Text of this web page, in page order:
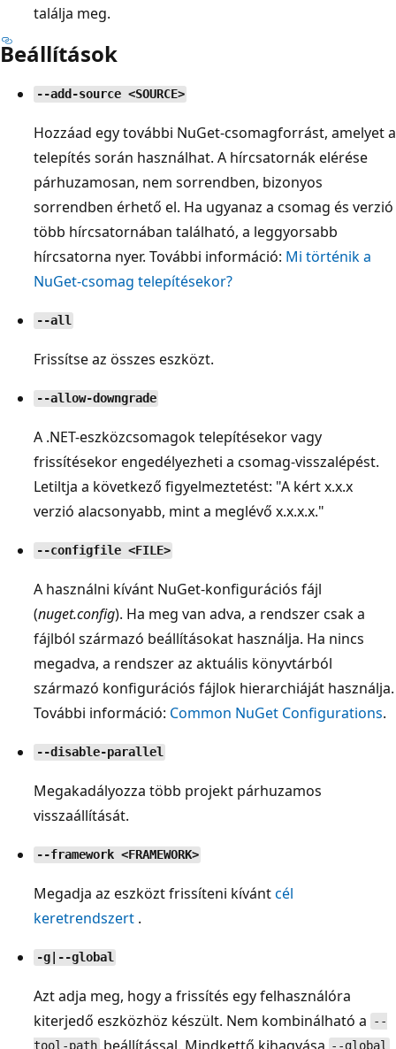
találja meg.
Beállítások
--add-source <SOURCE>
Hozzáad egy további NuGet-csomagforrást, amelyet a
telepítés során használhat. A hírcsatornák elérése
párhuzamosan, nem sorrendben, bizonyos
sorrendben érhető el. Ha ugyanaz a csomag és verzió
több hírcsatornában található, a leggyorsabb
hírcsatorna nyer. További információ: Mi történik a
NuGet-csomag telepítésekor?
--all
Frissítse az összes eszközt.
--allow-downgrade
A .NET-eszközcsomagok telepítésekor vagy
frissítésekor engedélyezheti a csomag-visszalépést.
Letiltja a következő figyelmeztetést: "A kért x.x.x
verzió alacsonyabb, mint a meglévő x.x.x.x."
--configfile <FILE>
A használni kívánt NuGet-konfigurációs fájl
(nuget.config). Ha meg van adva, a rendszer csak a
fájlból származó beállításokat használja. Ha nincs
megadva, a rendszer az aktuális könyvtárból
származó konfigurációs fájlok hierarchiáját használja.
További információ: Common NuGet Configurations.
--disable-parallel
Megakadályozza több projekt párhuzamos
visszaállítását.
--framework <FRAMEWORK>
Megadja az eszközt frissíteni kívántcél
keretrendszert .
-g|--global
Azt adja meg, hogy a frissítés egy felhasználóra
kiterjedő eszközhöz készült. Nem kombinálható a
--
tool-path beállítással. Mindkettő kihagyása --global